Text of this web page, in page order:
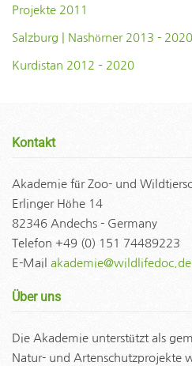
Projekte 2011
Salzburg | Nashörner 2013 - 2020
Kurdistan 2012 – 2020
Kontakt
Akademie für Zoo- und
Erlinger Höhe 14
82346 Andechs - Germany
Telefon +49 (0) 151 74489223
E-Mail akademie@wildlifedoc.de
Über uns
Die Akademie unterstützt als
Natur- und Artenschutzprojekte